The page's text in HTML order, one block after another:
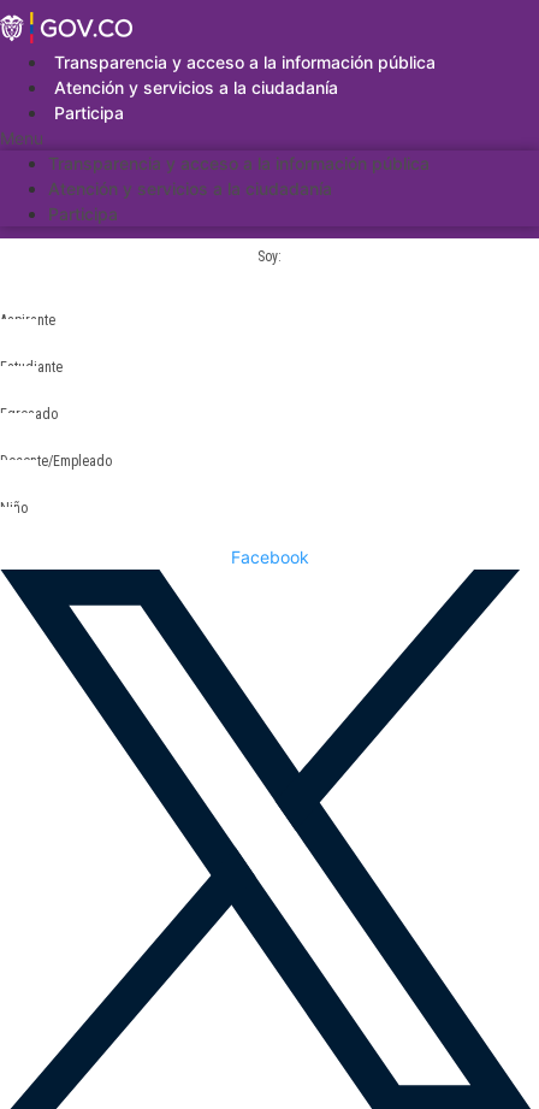
Saltar
al
contenidoTransparencia y acceso a la información pública
Atención y servicios a la ciudadanía
Participa
Menu
Transparencia y acceso a la información pública
Atención y servicios a la ciudadanía
Participa
Soy:
Aspirante
Estudiante
Egresado
Docente/Empleado
Niño
Facebook